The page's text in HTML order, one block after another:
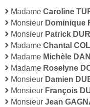
Madame Caroline
Monsieur Dominique
Monsieur Patrick
Madame Chantal
Madame Michèle
Madame Roselyne
Monsieur Damien
Monsieur François
Monsieur Jean